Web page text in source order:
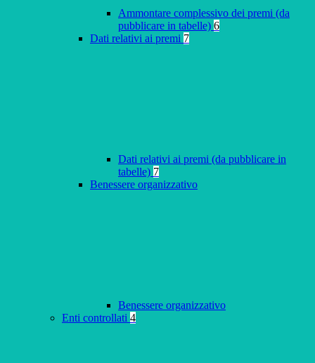
Ammontare complessivo dei premi (da
pubblicare in tabelle) 6
Dati relativi ai premi 7
Dati relativi ai premi (da pubblicare in
tabelle) 7
Benessere organizzativo
Benessere organizzativo
Enti controllati 4